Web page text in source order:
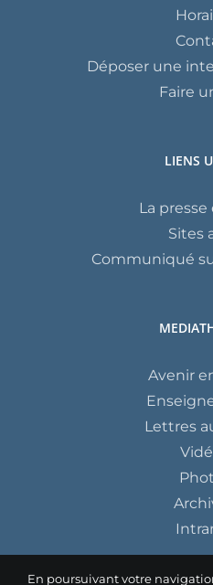
Déposer une
Faire
LIENS
La presse
Sites
Communiqué
Avenir
Lettres
En poursuivant votre